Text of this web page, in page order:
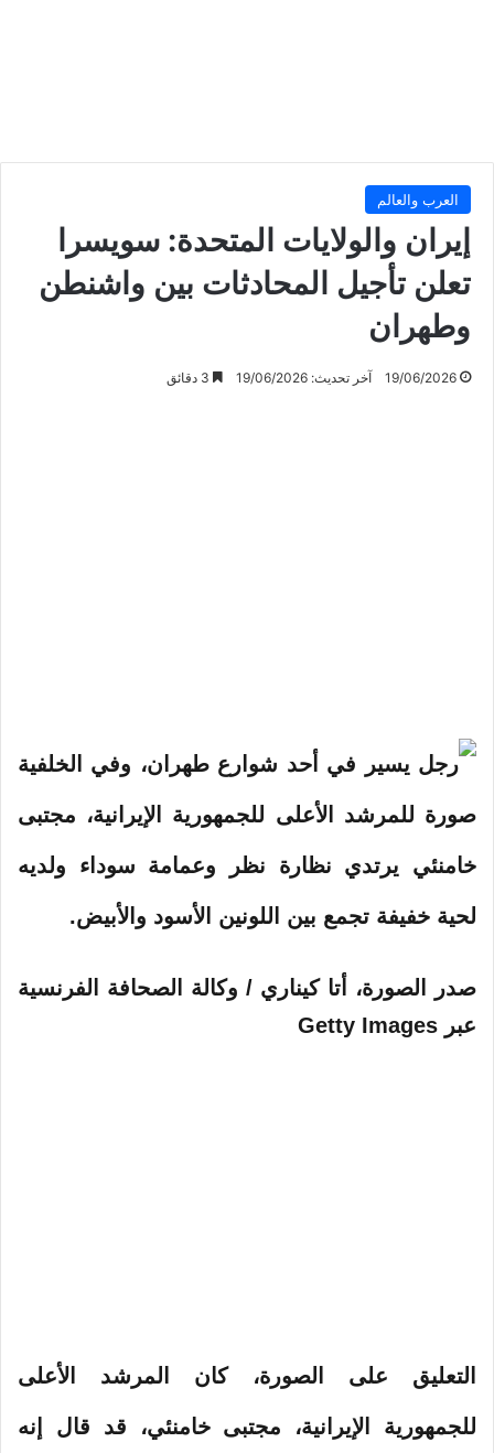
العرب والعالم
إيران والولايات المتحدة: سويسرا
تعلن تأجيل المحادثات بين واشنطن
وطهران
19/06/2026 آخر تحديث: 19/06/2026
صدر الصورة،
أتا كيناري / وكالة الصحافة الفرنسية
عبر Getty Images
التعليق على الصورة،كان المرشد الأعلى
للجمهورية الإيرانية، مجتبى خامنئي، قد قال إنه